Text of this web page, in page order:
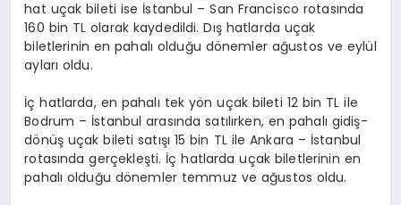
hat uçak bileti ise İstanbul – San Francisco rotasında
160 bin TL olarak kaydedildi. Dış hatlarda uçak
biletlerinin en pahalı olduğu dönemler ağustos ve eylül
ayları oldu.
İç hatlarda, en pahalı tek yön uçak bileti 12 bin TL ile
Bodrum – İstanbul arasında satılırken, en pahalı gidiş-
dönüş uçak bileti satışı 15 bin TL ile Ankara – İstanbul
rotasında gerçekleşti. İç hatlarda uçak biletlerinin en
pahalı olduğu dönemler temmuz ve ağustos oldu.